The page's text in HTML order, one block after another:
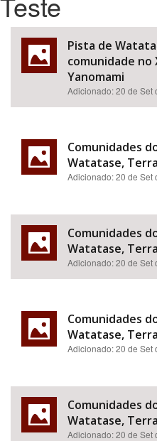
Tema
Subtema
Área de Levantamento
Área Protegida
Pista de
comunidade
Yanomami
Adicionado:20 de Set
Comunidades
Watatase,
Adicionado:20 de Set
Comunidades
Watatase,
Adicionado:20 de Set
Comunidades
Watatase,
Adicionado:20 de Set
Comunidades
Watatase,
Adicionado:20 de Set